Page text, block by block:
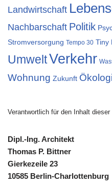
Landwirtschaft
Nachbarschaft Politik
Stromversorgung Tempo 30 Tiny
UmweltVerkehr
Wohnung Zukunft
Verantwortlich für den Inhalt dieser
Dipl.-Ing. Architekt
Thomas P. Bittner
Gierkezeile 23
10585 Berlin-Charlottenburg